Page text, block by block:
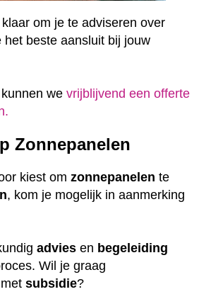
om je te adviseren over
het beste aansluit bij jouw
we vrijblijvend een offerte
Zonnepanelen
kiest om zonnepanelen te
, kom je mogelijk in aanmerking
advies en begeleiding
Wil je graag
met subsidie?